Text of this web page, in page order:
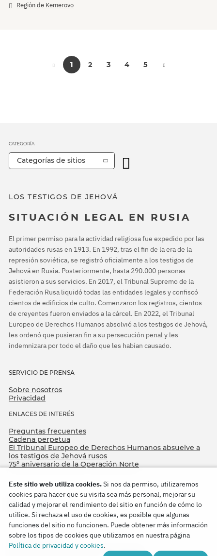
Región de Kemerovo
1 2 3 4 5
LOS TESTIGOS DE JEHOVÁ
SITUACIÓN LEGAL EN RUSIA
El primer permiso para la actividad religiosa fue expedido por las
autoridades rusas en 1913. En 1992, tras el fin de la era de la
represión soviética, se registró oficialmente a los testigos de
Jehová en Rusia. Posteriormente, hasta 290.000 personas
asistieron a sus servicios. En 2017, el Tribunal Supremo de la
Federación Rusa liquidó todas las entidades legales y confiscó
cientos de edificios de culto. Comenzaron los registros, cientos
de creyentes fueron enviados a la cárcel. En 2022, el Tribunal
Europeo de Derechos Humanos absolvió a los testigos de Jehová,
les ordenó que pusieran fin a su persecución penal y les
indemnizara por todo el daño que les habían causado.
SERVICIO DE PRENSA
Sobre nosotros
Privacidad
ENLACES DE INTERÉS
Preguntas frecuentes
Cadena perpetua
El Tribunal Europeo de Derechos Humanos absuelve a
los testigos de Jehová rusos
75º aniversario de la Operación Norte
CATEGORÍA
Categorías de sitios
Copyright © 2026
Watch Tower Bible and Tract Society of Korea.
Este sitio web utiliza cookies.Si nos da permiso, utilizaremos
cookies para hacer que su visita sea más personal, mejorar su
calidad y mejorar el rendimiento del sitio en función de cómo lo
utilice. Si rechaza el uso de cookies, es posible que algunas
funciones del sitio no funcionen. Puede obtener más información
sobre los tipos de cookies que utilizamos en nuestra página
Política de privacidad y cookies.